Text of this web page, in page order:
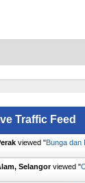
Traffic Feed
viewed "Bunga dan
Selangorviewed "